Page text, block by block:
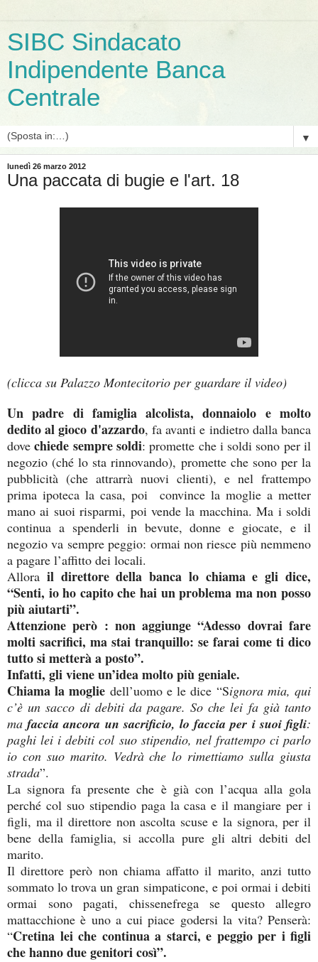
SIBC Sindacato
Indipendente Banca
Centrale
▼
lunedì 26 marzo 2012
Una paccata di bugie e l'art. 18
(clicca su Palazzo Montecitorio per guardare il video)
Un padre di famiglia alcolista, donnaiolo e molto
dedito al gioco d'azzardo, fa avanti e indietro dalla banca
dovechiede sempre soldi: promette che i soldi sono per il
negozio (ché lo sta rinnovando), promette che sono per la
pubblicità (che attrarrà nuovi clienti), e nel frattempo
prima ipoteca la casa, poi convince la moglie a metter
mano ai suoi risparmi, poi vende la macchina. Ma i soldi
continua a spenderli in bevute, donne e giocate, e il
negozio va sempre peggio: ormai non riesce più nemmeno
a pagare l’affitto dei locali.
Allora il direttore della banca lo chiama e gli dice,
“Senti, io ho capito che hai un problema ma non posso
più aiutarti”.
Attenzione però : non aggiunge “Adesso dovrai fare
molti sacrifici, ma stai tranquillo: se farai come ti dico
tutto si metterà a posto”.
Infatti, gli viene un’idea molto più geniale.
Chiama la moglie dell’uomo e le dice “Signora mia, qui
c’è un sacco di debiti da pagare. So che lei fa già tanto
mafaccia ancora un sacrificio, lo faccia per i suoi figli:
paghi lei i debiti col suo stipendio, nel frattempo ci parlo
io con suo marito. Vedrà che lo rimettiamo sulla giusta
strada”.
La signora fa presente che è già con l’acqua alla gola
perché col suo stipendio paga la casa e il mangiare per i
figli, ma il direttore non ascolta scuse e la signora, per il
bene della famiglia, si accolla pure gli altri debiti del
marito.
Il direttore però non chiama affatto il marito, anzi tutto
sommato lo trova un gran simpaticone, e poi ormai i debiti
ormai sono pagati, chissenefrega se questo allegro
mattacchione è uno a cui piace godersi la vita? Penserà:
“Cretina lei che continua a starci, e peggio per i figli
che hanno due genitori così”.